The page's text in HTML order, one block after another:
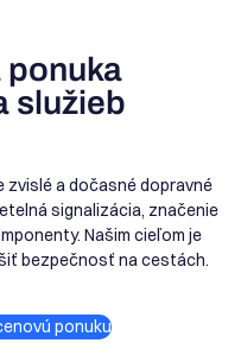
ponuka
služieb
zvislé a dočasné dopravné
signalizácia, značenie
Našim cieľom je
bezpečnosť na cestách.
ponuku